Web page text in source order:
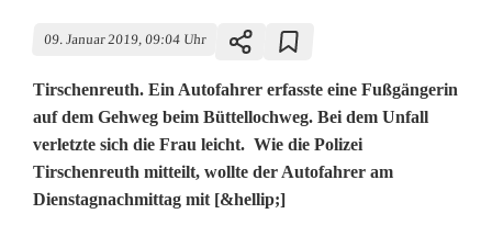
09. Januar 2019, 09:04 Uhr
Tirschenreuth. Ein Autofahrer erfasste eine Fußgängerin
auf dem Gehweg beim Büttellochweg. Bei dem Unfall
verletzte sich die Frau leicht. Wie die Polizei
Tirschenreuth mitteilt, wollte der Autofahrer am
Dienstagnachmittag mit [&hellip;]